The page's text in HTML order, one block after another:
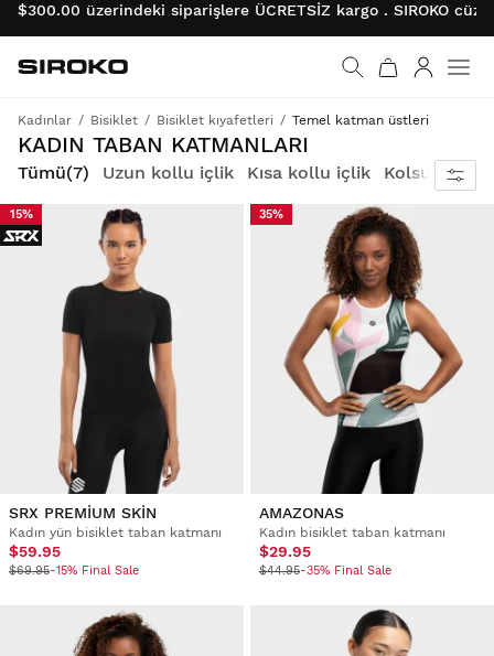
$300.00 üzerindeki siparişlere ÜCRETSİZ kargo . SIROKO
Ana sayfaya git
Siroko.com
Kadınlar Bisiklet Bisiklet kıyafetleri Temel katman üstleri
KADIN TABAN KATMANLARI
Ter ve nemden uzak durun. Her tür bisikletçi için uygun teknik taban katmanları.
Tümü(7) Uzun kollu içlik Kısa kollu içlik Kolsuz içlik
15%
SRX PREMIUM SKIN
Kadın yün bisiklet taban katmanı
$59.95
$69.95-15% Final Sale
35%
AMAZONAS
Kadın bisiklet taban katmanı
$29.95
$44.95-35% Final Sale